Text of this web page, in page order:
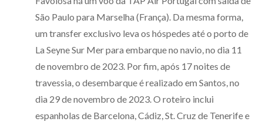
São Paulo para Marselha (França). Da mesma forma,
um transfer exclusivo leva os hóspedes até o porto de
La Seyne Sur Mer para embarque no navio, no dia 11
de novembro de 2023. Por fim, após 17 noites de
travessia, o desembarque é realizado em Santos, no
dia 29 de novembro de 2023. O roteiro inclui
espanholas de Barcelona, Cádiz, St. Cruz de Tenerife e